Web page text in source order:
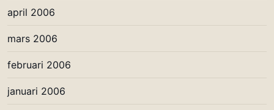
april 2006
mars 2006
februari 2006
januari 2006